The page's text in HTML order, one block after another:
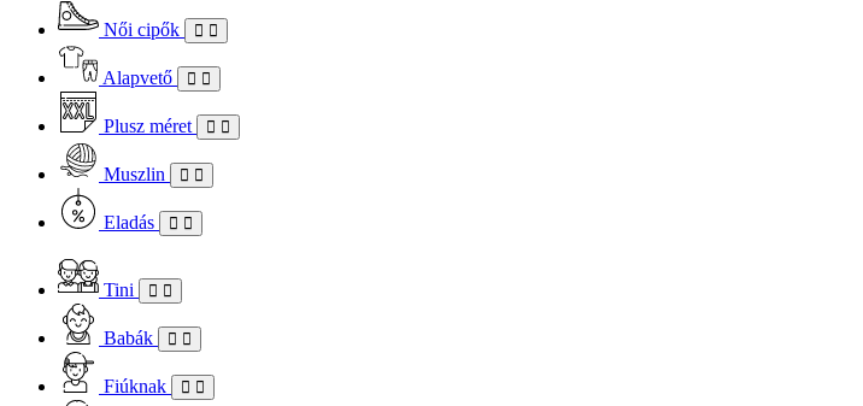
Női cipők
Alapvető
Plusz méret
Muszlin
Eladás
Tini
Babák
Fiúknak